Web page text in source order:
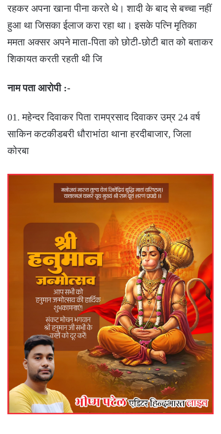
रहकर अपना खाना पीना करते थे। शादी के बाद से बच्चा नहीं
हुआ था जिसका ईलाज करा रहा था। इसके पत्नि मृतिका
ममता अक्सर अपने माता-पिता को छोटी-छोटी बात को बताकर
शिकायत करती रहती थी जि
नाम पता आरोपी :-
01. महेन्दर दिवाकर पिता रामप्रसाद दिवाकर उम्र 24 वर्ष
साकिन कटकीडबरी धौराभांठा थाना हरदीबाजार, जिला
कोरबा